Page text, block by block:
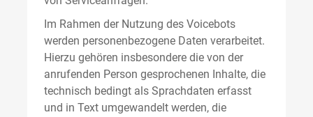
Im Rahmen der Nutzung des Voicebots
werden personenbezogene Daten verarbeitet.
Hierzu gehören insbesondere die von der
anrufenden Person gesprochenen Inhalte, die
technisch bedingt als Sprachdaten erfasst
und in Text umgewandelt werden, die